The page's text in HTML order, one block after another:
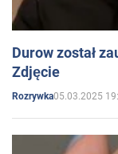
Durow został
Zdjęcie
Rozrywka05.03.2025